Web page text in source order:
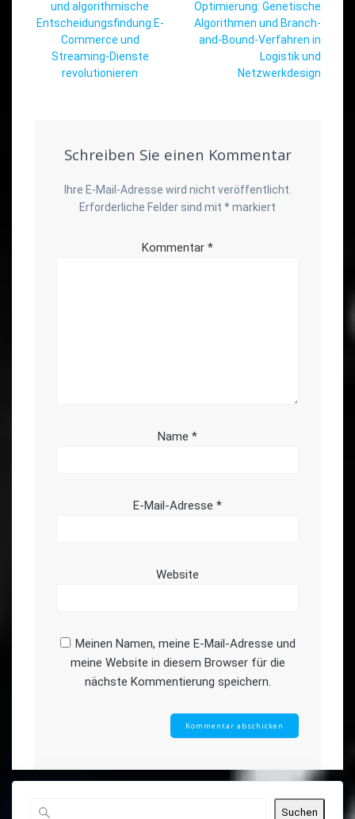
und algorithmische
Entscheidungsfindung E-
Commerce und
Streaming-Dienste
revolutionieren
Optimierung: Genetische
Algorithmen und Branch-
and-Bound-Verfahren in
Logistik und
Netzwerkdesign
Schreiben Sie einen Kommentar
Ihre E-Mail-Adresse wird nicht veröffentlicht.
Erforderliche Felder sind mit *markiert
Kommentar *
Name *
E-Mail-Adresse *
Website
Meinen Namen, meine E-Mail-Adresse und
meine Website in diesem Browser für die
nächste Kommentierung speichern.
Suchen